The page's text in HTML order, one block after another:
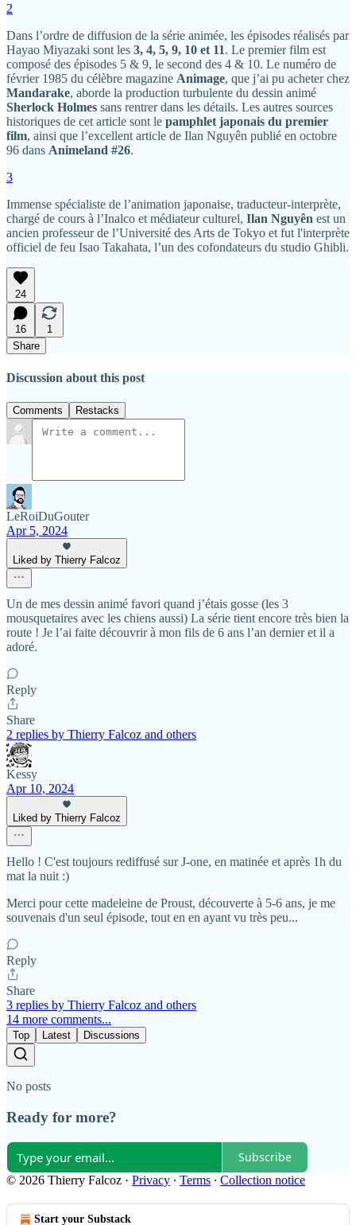
2
Dans l’ordre de diffusion de la série animée, les épisodes réalisés par
Hayao Miyazaki sont les 3, 4, 5, 9, 10 et 11. Le premier film est
composé des épisodes 5 & 9, le second des 4 & 10. Le numéro de
février 1985 du célèbre magazine Animage, que j’ai pu acheter chez
Mandarake, aborde la production turbulente du dessin animé
Sherlock Holmes sans rentrer dans les détails. Les autres sources
historiques de cet article sont le pamphlet japonais du premier
film, ainsi que l’excellent article de Ilan Nguyên publié en octobre
96 dans Animeland #26.
3
Immense spécialiste de l’animation japonaise, traducteur-interprète,
chargé de cours à l’Inalco et médiateur culturel, Ilan Nguyên est un
ancien professeur de l’Université des Arts de Tokyo et fut l'interprète
officiel de feu Isao Takahata, l’un des cofondateurs du studio Ghibli.
24
16
1
Share
Discussion about this post
Comments Restacks
LeRoiDuGouter
Apr 5, 2024
Liked by Thierry Falcoz
Un de mes dessin animé favori quand j’étais gosse (les 3
mousquetaires avec les chiens aussi) La série tient encore très bien la
route ! Je l’ai faite découvrir à mon fils de 6 ans l’an dernier et il a
adoré.
Reply
Share
2 replies by Thierry Falcoz and others
Kessy
Apr 10, 2024
Liked by Thierry Falcoz
Hello ! C'est toujours rediffusé sur J-one, en matinée et après 1h du
mat la nuit :)
Merci pour cette madeleine de Proust, découverte à 5-6 ans, je me
souvenais d'un seul épisode, tout en en ayant vu très peu...
Reply
Share
3 replies by Thierry Falcoz and others
14 more comments...
Top Latest Discussions
No posts
Ready for more?
Subscribe
© 2026 Thierry Falcoz · Privacy ∙ Terms ∙ Collection notice
Start your Substack